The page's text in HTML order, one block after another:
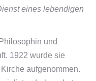
eines lebendigen
und
1922 wurde sie
aufgenommen.